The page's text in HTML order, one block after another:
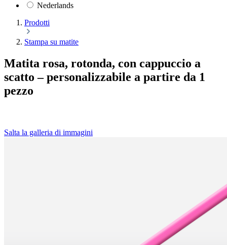
Nederlands
Prodotti
Stampa su matite
Matita rosa, rotonda, con cappuccio a
scatto – personalizzabile a partire da 1
pezzo
Salta la galleria di immagini